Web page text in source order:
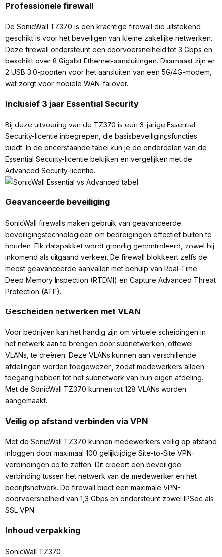
Professionele firewall
De SonicWall TZ370 is een krachtige firewall die uitstekend
geschikt is voor het beveiligen van kleine zakelijke netwerken.
Deze firewall ondersteunt een doorvoersnelheid tot 3 Gbps en
beschikt over 8 Gigabit Ethernet-aansluitingen. Daarnaast zijn er
2 USB 3.0-poorten voor het aansluiten van een 5G/4G-modem,
wat zorgt voor mobiele WAN-failover.
Inclusief 3 jaar Essential Security
Bij deze uitvoering van de TZ370 is een 3-jarige Essential
Security-licentie inbegrepen, die basisbeveiligingsfuncties
biedt. In de onderstaande tabel kun je de onderdelen van de
Essential Security-licentie bekijken en vergelijken met de
Advanced Security-licentie.
Geavanceerde beveiliging
SonicWall firewalls maken gebruik van geavanceerde
beveiligingstechnologieën om bedreigingen effectief buiten te
houden. Elk datapakket wordt grondig gecontroleerd, zowel bij
inkomend als uitgaand verkeer. De firewall blokkeert zelfs de
meest geavanceerde aanvallen met behulp van Real-Time
Deep Memory Inspection (RTDMI) en Capture Advanced Threat
Protection (ATP).
Gescheiden netwerken met VLAN
Voor bedrijven kan het handig zijn om virtuele scheidingen in
het netwerk aan te brengen door subnetwerken, oftewel
VLANs, te creëren. Deze VLANs kunnen aan verschillende
afdelingen worden toegewezen, zodat medewerkers alleen
toegang hebben tot het subnetwerk van hun eigen afdeling.
Met de SonicWall TZ370 kunnen tot 128 VLANs worden
aangemaakt.
Veilig op afstand verbinden via VPN
Met de SonicWall TZ370 kunnen medewerkers veilig op afstand
inloggen door maximaal 100 gelijktijdige Site-to-Site VPN-
verbindingen op te zetten. Dit creëert een beveiligde
verbinding tussen het netwerk van de medewerker en het
bedrijfsnetwerk. De firewall biedt een maximale VPN-
doorvoersnelheid van 1,3 Gbps en ondersteunt zowel IPSec als
SSL VPN.
Inhoud verpakking
SonicWall TZ370